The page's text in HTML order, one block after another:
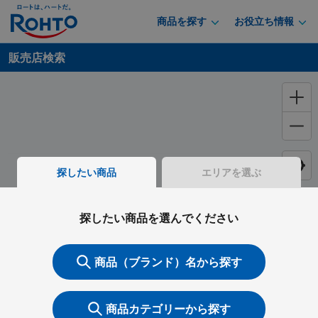
商品を探す お役立ち情報
販売店検索
探したい商品 エリアを選ぶ
探したい商品を選んでください
商品（ブランド）名から探す
商品カテゴリーから探す